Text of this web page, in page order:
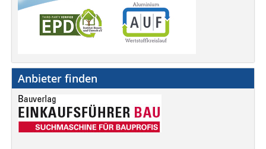
Anbieter finden